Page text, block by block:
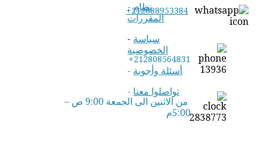
+212688953384
+212808564831
من الاثنين الى الجمعة 9:00 ص –
5:00م
-نظام
المقررات
- سياسة
الخصوصية
- أسئلة وأجوبة
- تواصلوا معنا